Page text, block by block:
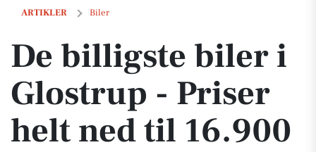
ARTIKLER Biler
De billigste biler i Glostrup - Priser helt ned til 16.900 kr!
De billigste biler i
Glostrup - Priser
helt ned til 16.900